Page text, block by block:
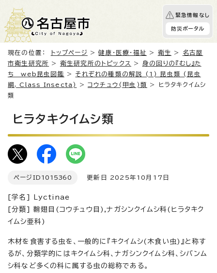
緊急情報なし
防災ポータル
現在の位置： トップページ >健康・医療・福祉 > 衛生 >
名古屋
市衛生研究所 > 衛生研究所のトピックス > 身の回りの『むし』た
ち web昆虫図鑑 > それぞれの種類の解説 (1) 昆虫類 (昆虫
綱, Class Insecta)
>コウチュウ(甲虫)類
> ヒラタキクイムシ
類
ヒラタキクイムシ類
ページID 1015360 更新日 2025年10月17日
[学名] Lyctinae
[分類] 鞘翅目(コウチュウ目),ナガシンクイムシ科(ヒラタキク
イムシ亜科)
木材を食害する虫を、一般的に『キクイムシ(木食い虫)』と称す
るが、分類学的にはキクイムシ科、ナガシンクイムシ科、シバンム
シ科など多くの科に属する虫の総称である。